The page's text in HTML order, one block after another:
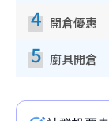
4
5